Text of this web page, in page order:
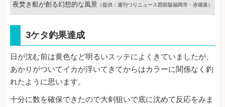
夜焚き船が創る幻想的な風景（提供：週刊つりニュース西部版福岡市・赤堀泉）
3ケタ釣果達成
日が沈む前は黄色など明るいスッテによくきていましたが、
あかりがついてイカが浮いてきてからはカラーに関係なく釣
れたように思います。
十分に数を確保できたので大剣狙いで底に沈めて反応をみま